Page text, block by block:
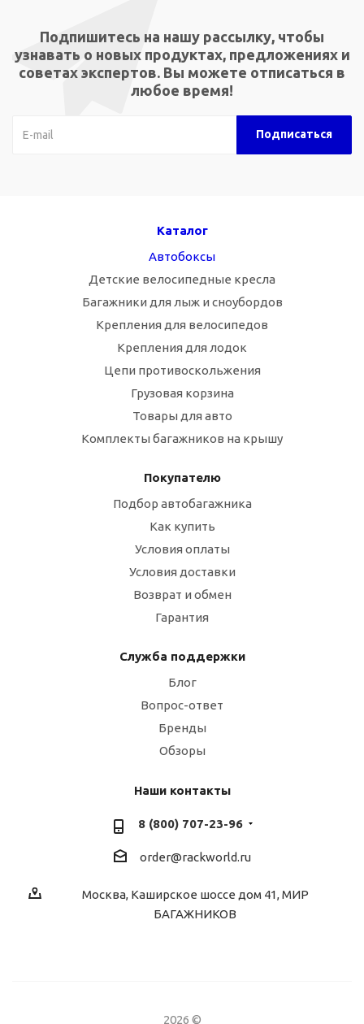
Подпишитесь на нашу рассылку, чтобы
узнавать о новых продуктах, предложениях и
советах экспертов. Вы можете отписаться в
любое время!
Каталог
Автобоксы
Детские велосипедные кресла
Багажники для лыж и сноубордов
Крепления для велосипедов
Крепления для лодок
Цепи противоскольжения
Грузовая корзина
Товары для авто
Комплекты багажников на крышу
Покупателю
Подбор автобагажника
Как купить
Условия оплаты
Условия доставки
Возврат и обмен
Гарантия
Служба поддержки
Блог
Вопрос-ответ
Бренды
Обзоры
Наши контакты
8 (800) 707-23-96
order@rackworld.ru
Москва, Каширское шоссе дом 41, МИР
БАГАЖНИКОВ
2026 ©